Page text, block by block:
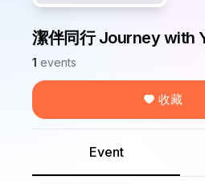
潔伴同行 Journey with
1 events
收藏
Event